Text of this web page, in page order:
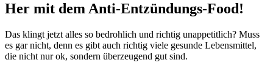
Her mit dem Anti-Entzündungs-Food!
Das klingt jetzt alles so bedrohlich und richtig unappetitlich? Muss
es gar nicht, denn es gibt auch richtig viele gesunde Lebensmittel,
die nicht nur ok, sondern überzeugend gut sind.